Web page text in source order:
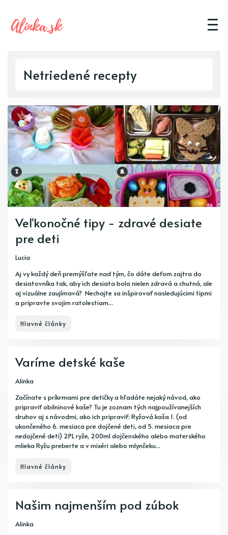
Netriedené recepty
Veľkonočné tipy - zdravé desiate
pre deti
Lucia
Aj vy každý deň premýšľate nad tým, čo dáte deťom zajtra do
desiatovníka tak, aby ich desiata bola nielen zdravá a chutná, ale
aj vizuálne zaujímavá? Nechajte sa inšpirovať nasledujúcimi tipmi
a pripravte svojim ratolestiam...
Hlavné články
Varíme detské kaše
Alinka
Začínate s príkrmami pre detičky a hľadáte nejaký návod, ako
pripraviť obilninové kaše? Tu je zoznam tých najpoužívanejších
druhov aj s návodmi, ako ich pripraviť: Ryžová kaša 1. (od
ukončeného 6. mesiaca pre dojčené deti, od 5. mesiaca pre
nedojčené deti) 2PL ryže, 200ml dojčenského alebo materského
mlieka Ryžu preberte a v mixéri alebo mlynčeku...
Hlavné články
Našim najmenším pod zúbok
Alinka